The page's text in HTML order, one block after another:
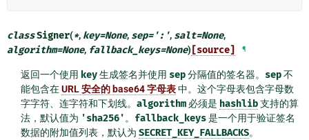
classSigner(*, key=None, sep=':', salt=None,
algorithm=None, fallback_keys=None) [source] ¶
返回一个使用 key生成签名并使用 sep分隔值的签名器。 sep不
能包含在URL 安全的 base64 字母表中。这个字母表包含字母数
字字符、连字符和下划线。 algorithm必须是 hashlib支持的算
法，默认值为 'sha256' 。 fallback_keys是一个用于验证签名
数据的附加值列表，默认为 SECRET_KEY_FALLBACKS。